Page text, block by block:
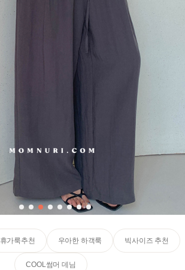
휴가룩추천 우아한 하객룩 빅사이즈 추천
COOL썸머 데님